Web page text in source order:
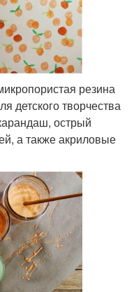
резина
детского творчества
острый
а также акриловые